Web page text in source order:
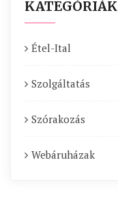
KATEGÓRIÁK
Étel-Ital
Szolgáltatás
Szórakozás
Webáruházak